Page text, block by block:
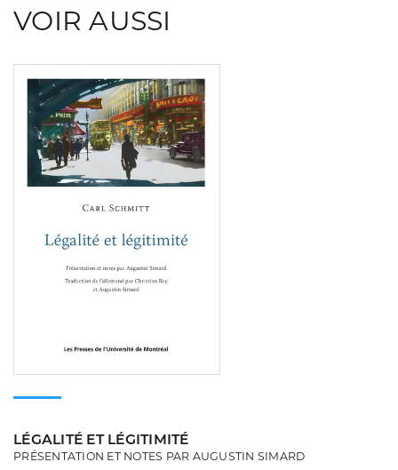
VOIR AUSSI
LÉGALITÉ ET LÉGITIMITÉ
PRÉSENTATION ET NOTES PAR AUGUSTIN SIMARD